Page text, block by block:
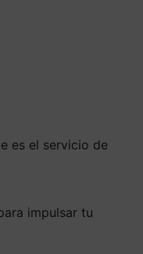
es el servicio de
impulsar tu